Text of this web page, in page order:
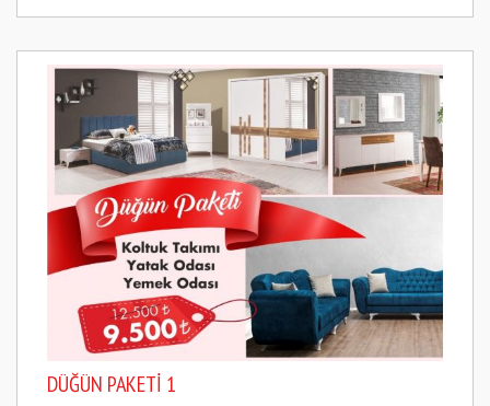
DÜĞÜN PAKETI 1